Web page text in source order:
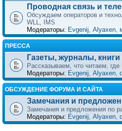
Проводная связь и
Обсуждаем операторов и
WLL, IMS
Модераторы: Evgenij Alyaxen
ПРЕССА
Газеты, журналы, книги
Рассказываем, что читаем, где
Модераторы: Evgenij Alyaxen
ОБСУЖДЕНИЕ ФОРУМА И САЙТА
Замечания и
Замечания и предложения по
Модераторы: Evgenij Alyaxen